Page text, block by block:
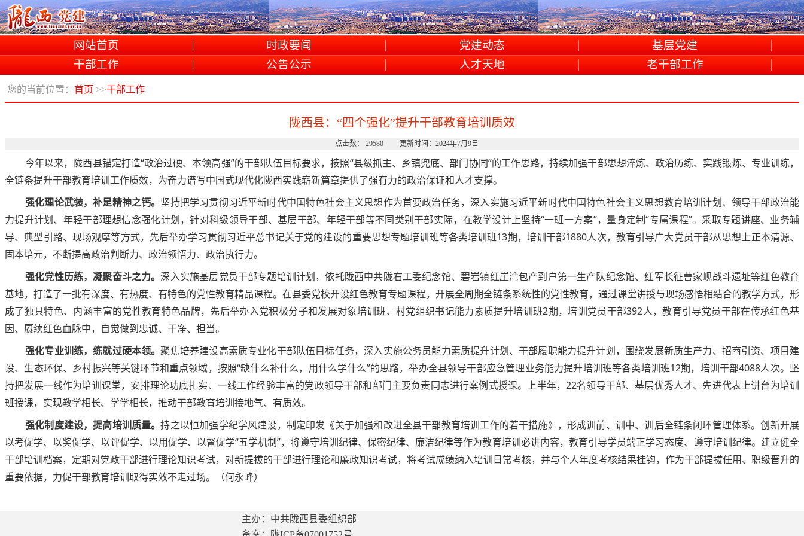
网站首页 时政要闻 党建动态
基层党建
干部工作
公告公示 人才天地 老干部工作
您的当前位置： 首页 >>干部工作
陇西县：“四个强化”提升干部教育培训质效
点击数： 29580 更新时间：2024年7月9日
今年以来，陇西县锚定打造“政治过硬、本领高强”的干部队伍目标要求，按照“县级抓主、乡镇兜底、部门协同”的工作思路，持续加强干部思想淬炼、政治历练、实践锻炼、专业训练，
全链条提升干部教育培训工作质效，为奋力谱写中国式现代化陇西实践崭新篇章提供了强有力的政治保证和人才支撑。
强化理论武装，补足精神之钙。 坚持把学习贯彻习近平新时代中国特色社会主义思想作为首要政治任务，深入实施习近平新时代中国特色社会主义思想教育培训计划、领导干部政治能
力提升计划、年轻干部理想信念强化计划，针对科级领导干部、基层干部、年轻干部等不同类别干部实际，在教学设计上坚持“一班一方案”，量身定制“专属课程”。采取专题讲座、业务辅
导、典型引路、现场观摩等方式，先后举办学习贯彻习近平总书记关于党的建设的重要思想专题培训班等各类培训班13期，培训干部1880人次，教育引导广大党员干部从思想上正本清源、
固本培元，不断提高政治判断力、政治领悟力、政治执行力。
强化党性历练，凝聚奋斗之力。深入实施基层党员干部专题培训计划，依托陇西中共陇右工委纪念馆、碧岩镇红崖湾包产到户第一生产队纪念馆、红军长征曹家岘战斗遗址等红色教育
基地，打造了一批有深度、有热度、有特色的党性教育精品课程。在县委党校开设红色教育专题课程，开展全周期全链条系统性的党性教育，通过课堂讲授与现场感悟相结合的教学方式，形
成了独具特色、内涵丰富的党性教育特色品牌，先后举办入党积极分子和发展对象培训班、村党组织书记能力素质提升培训班2期，培训党员干部392人，教育引导党员干部在传承红色基
因、赓续红色血脉中，自觉做到忠诚、干净、担当。
强化专业训练，练就过硬本领。聚焦培养建设高素质专业化干部队伍目标任务，深入实施公务员能力素质提升计划、干部履职能力提升计划，围绕发展新质生产力、招商引资、项目建
设、生态环保、乡村振兴等关键环节和重点领域，按照“缺什么补什么，用什么学什么”的思路，举办全县领导干部应急管理业务能力提升培训班等各类培训班12期，培训干部4088人次。坚
持把发展一线作为培训课堂，安排理论功底扎实、一线工作经验丰富的党政领导干部和部门主要负责同志进行案例式授课。上半年，22名领导干部、基层优秀人才、先进代表上讲台为培训
班授课，实现教学相长、学学相长，推动干部教育培训接地气、有质效。
强化制度建设，提高培训质量。持之以恒加强学纪学风建设，制定印发《关于加强和改进全县干部教育培训工作的若干措施》，形成训前、训中、训后全链条闭环管理体系。创新开展
以考促学、以奖促学、以评促学、以用促学、以督促学“五学机制”，将遵守培训纪律、保密纪律、廉洁纪律等作为教育培训必讲内容，教育引导学员端正学习态度、遵守培训纪律。建立健全
干部培训档案，定期对党政干部进行理论知识考试，对新提拔的干部进行理论和廉政知识考试，将考试成绩纳入培训日常考核，并与个人年度考核结果挂钩，作为干部提拔任用、职级晋升的
重要依据，力促干部教育培训取得实效不走过场。（何永峰）
主办：中共陇西县委组织部